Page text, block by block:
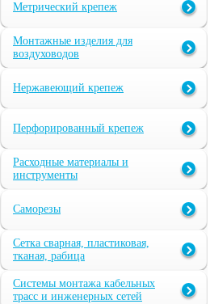
Метрический крепеж
Монтажные изделия для
воздуховодов
Нержавеющий крепеж
Перфорированный крепеж
Расходные материалы и
инструменты
Саморезы
Сетка сварная, пластиковая,
тканая, рабица
Системы монтажа кабельных
трасс и инженерных сетей